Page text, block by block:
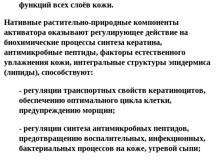
функций всех слоёв кожи.
Нативные растительно-природные компоненты
активатора оказывают регулирующее действие на
биохимические процессы синтеза кератина,
антимикробные пептиды, факторы естественного
увлажнения кожи, интегральные структуры эпидермиса
(липиды), способствуют:
- регуляции транспортных свойств кератиноцитов,
обеспечению оптимального цикла клетки,
предупреждению морщин;
- регуляции синтеза антимикробных пептидов,
предотвращению воспалительных, инфекционных,
бактериальных процессов на коже, угревой сыпи;